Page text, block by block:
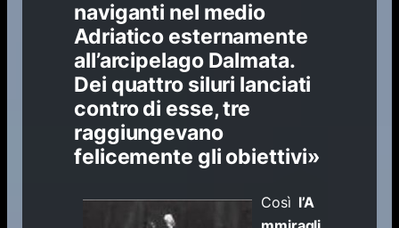
naviganti nel medio
Adriatico esternamente
all’arcipelago Dalmata.
Dei quattro siluri lanciati
contro di esse, tre
raggiungevano
felicemente gli obiettivi»
Così l’A